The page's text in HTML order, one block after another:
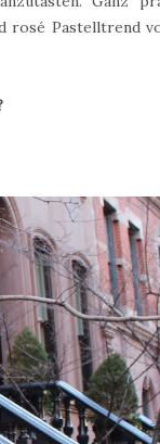
rosé Pastelltrend